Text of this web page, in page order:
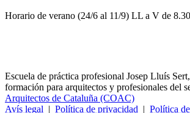
Horario de verano (24/6 al 11/9) LL a V de
Escuela de práctica profesional Josep Lluís
formación para arquitectos y profesionales del
Arquitectos de Cataluña (COAC)
Avís legal | Política de privacidad | Política